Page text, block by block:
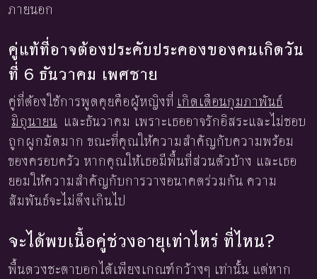
ภายนอก
คู่แท้ที่อาจต้องประคับประคองของคนเกิดวัน
ที่ 6 ธันวาคม เพศชาย
คู่ที่ต้องใช้การพูดคุยคือผู้หญิงที่ เกิดเดือนกุมภาพันธ์
มิถุนายน และธันวาคม เพราะเธออาจรักอิสระและไม่ชอบ
ถูกผูกมัดมาก ขณะที่คุณให้ความสำคัญกับความพร้อม
ของครอบครัว หากคุณให้เธอมีพื้นที่ส่วนตัวบ้าง และเธอ
ยอมให้ความสำคัญกับการวางอนาคตร่วมกัน ความ
สัมพันธ์จะไม่ตึงเกินไป
จะได้พบเนื้อคู่ช่วงอายุเท่าไหร่ ที่ไหน?
พื้นดวงชะตาบอกได้เพียงเกณฑ์กว้างๆ เท่านั้น แต่หาก